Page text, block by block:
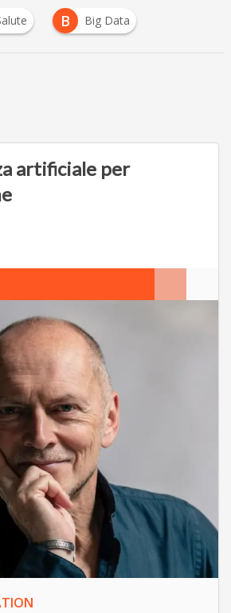
B Big Data
artificiale per